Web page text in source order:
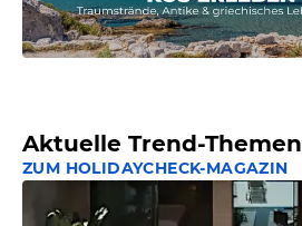
Aktuelle Trend-Themen
ZUM HOLIDAYCHECK-MAGAZIN